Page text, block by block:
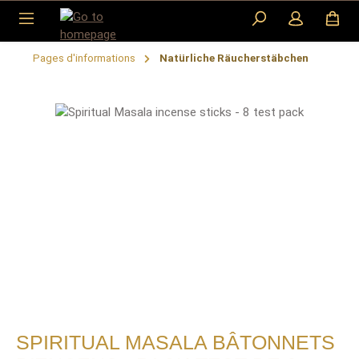
Skip to main content
Pages d'informations Natürliche Räucherstäbchen
Skip image gallery
SPIRITUAL MASALA BÂTONNETS